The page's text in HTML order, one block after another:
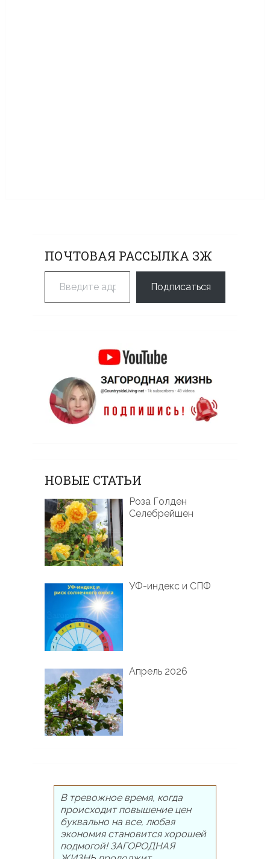
ПОЧТОВАЯ РАССЫЛКА ЗЖ
Введите адрес электронной почты…
Подписаться
НОВЫЕ СТАТЬИ
Роза Голден
Селебрейшен
УФ-индекс и СПФ
Апрель 2026
В тревожное время, когда
происходит повышение цен
буквально на все, любая
экономия становится хорошей
подмогой! ЗАГОРОДНАЯ